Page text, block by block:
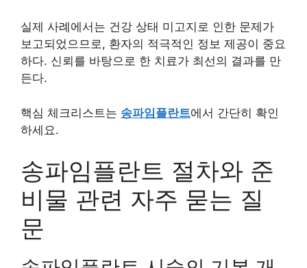
실제 사례에서는 건강 상태 미고지로 인한 문제가
보고되었으므로, 환자의 적극적인 정보 제공이 중요
하다. 신뢰를 바탕으로 한 치료가 최선의 결과를 만
든다.
핵심 체크리스트는 송파임플란트에서 간단히 확인
하세요.
송파임플란트 절차와 준
비물 관련 자주 묻는 질
문